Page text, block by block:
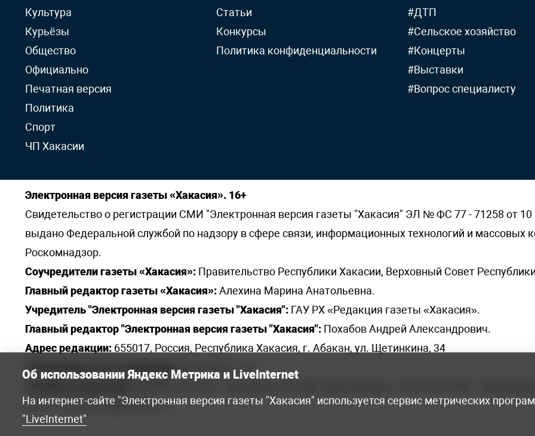
Культура
Курьёзы
Общество
Официально
Печатная версия
Политика
Спорт
ЧП Хакасии
Статьи
Конкурсы
Политика конфиденциальности
#ДТП
#Сельское хозяйство
#Концерты
#Выставки
#Вопрос специалисту
Электронная версия газеты «Хакасия». 16+
Свидетельство о регистрации СМИ "Электронная версия газеты "Хакасия" ЭЛ № ФС 77 - 71258 от 10
выдано Федеральной службой по надзору в сфере связи, информационных технологий и массовых
Роскомнадзор.
Соучредители газеты «Хакасия»: Правительство Республики Хакасии, Верховный Совет
Главный редактор газеты «Хакасия»:Алехина Марина Анатольевна.
Учредитель "Электронная версия газеты "Хакасия": ГАУ РХ «Редакция газеты «Хакасия».
Главный редактор "Электронная версия газеты "Хакасия": Похабов Андрей Александрович.
Адрес редакции: 655017, Россия, Республика Хакасия, г. Абакан, ул. Щетинкина, 34
Электронная почта редакции: khakred@r-19.ru
elena.s.korotkowa@yandex.ru.
Об использовании Яндекс Метрика и LiveInternet
На интернет-сайте "Электронная версия газеты "Хакасия" используется сервис метрических
"LiveInternet"